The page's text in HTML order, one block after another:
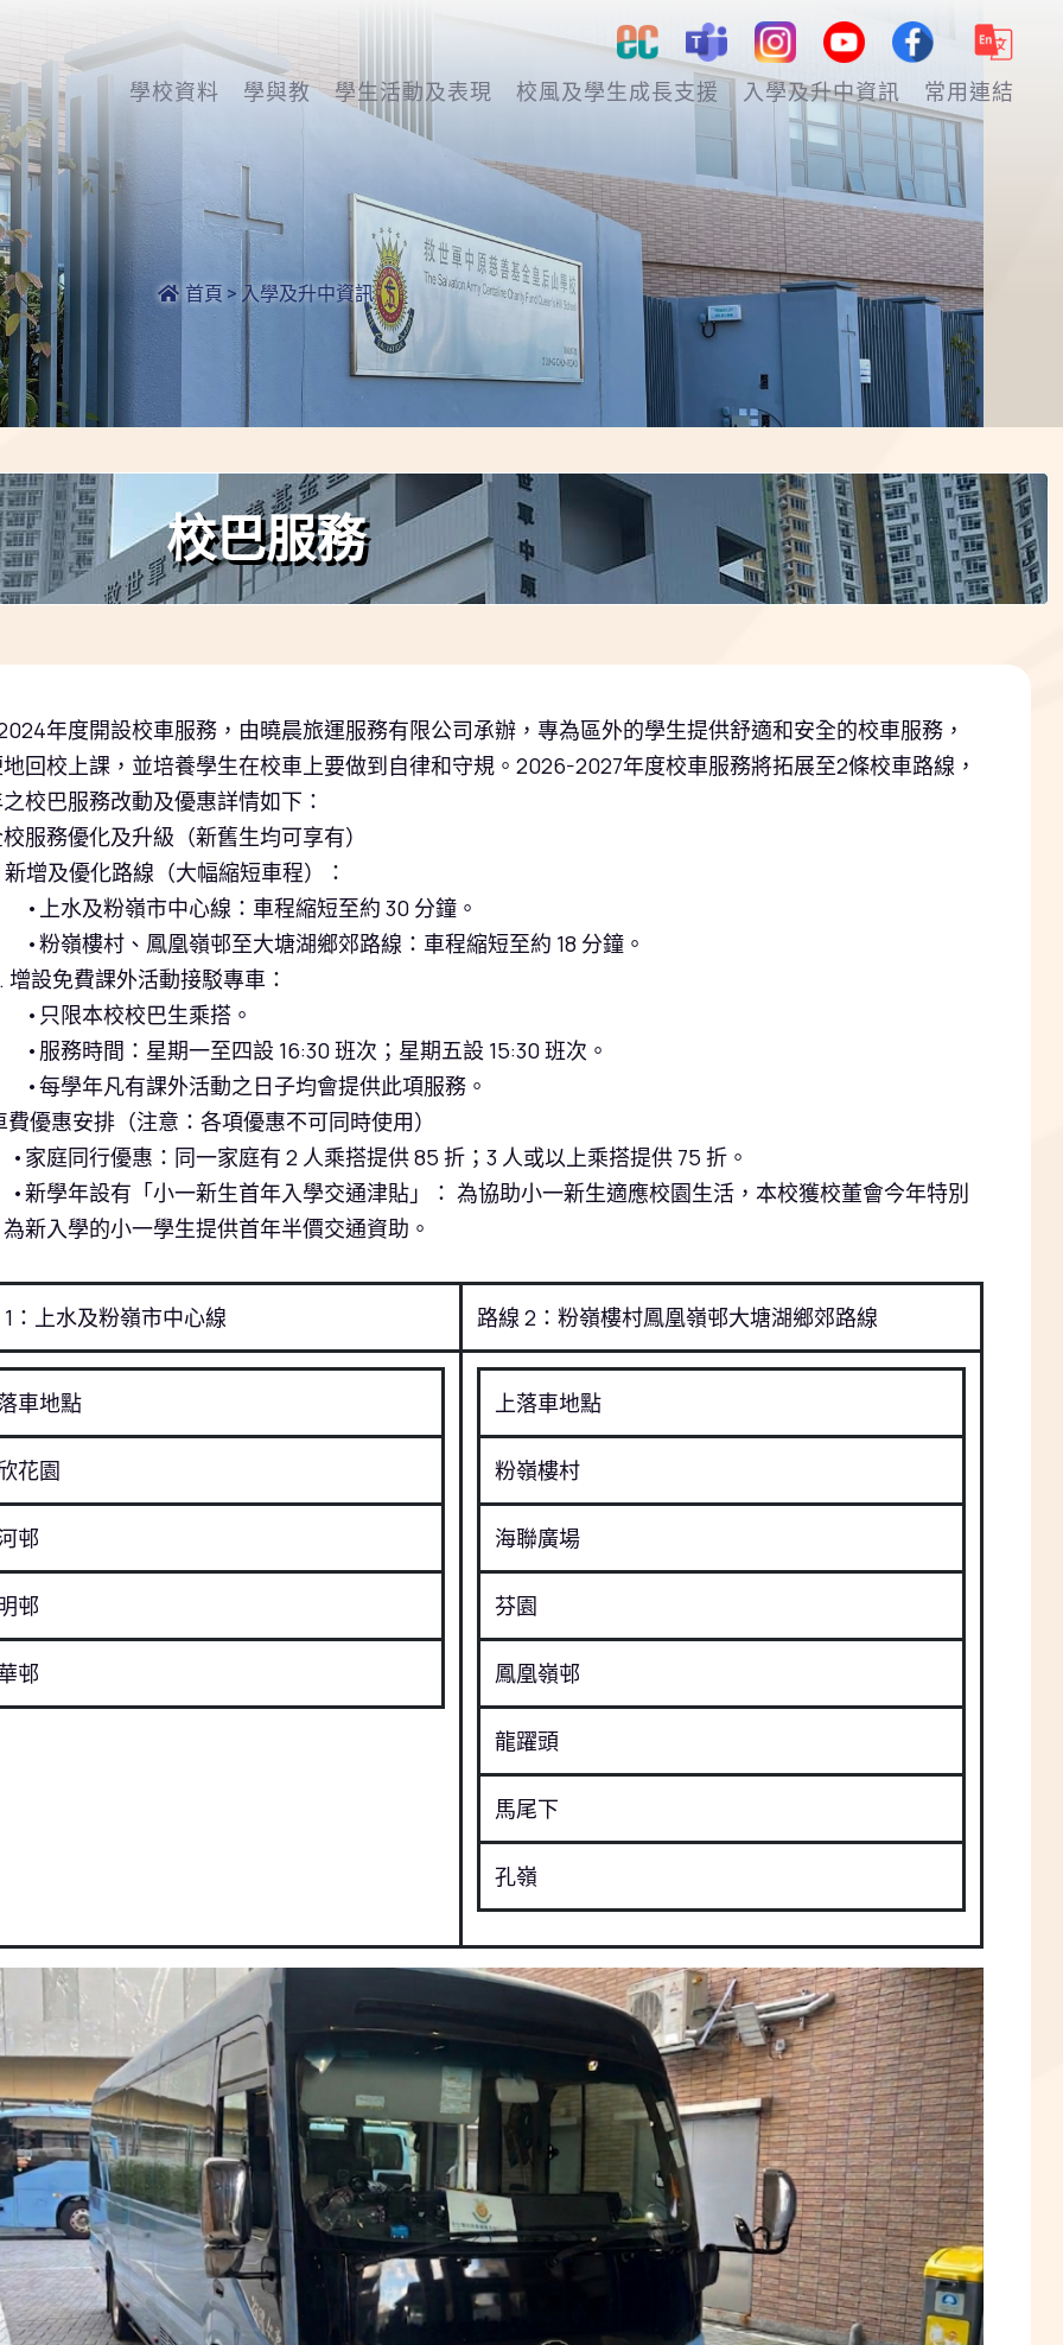
學校資料 學與教 學生活動及表現 校風及學生成長支援 入學及升中資訊 常用連結
首頁 > 入學及升中資訊
校巴服務
年度開設校車服務，由曉晨旅運服務有限公司承辦，專為區外的學生提供舒適和安全的校車服務，
回校上課，並培養學生在校車上要做到自律和守規。 2026-2027年度校車服務將拓展至2條校車路線，
校巴服務改動及優惠詳情如下：
服務優化及升級（新舊生均可享有）
及優化路線（大幅縮短車程）：
及粉嶺市中心線： 車程縮短至約 30 分鐘 。
村、鳳凰嶺邨至大塘湖鄉郊路線： 車程縮短至約 18 分鐘 。
免費課外活動接駁專車 ：
本校校巴生乘搭。
時間：星期一至四設 16:30班次；星期五設 15:30班次。
凡有課外活動之日子均會提供此項服務。
優惠安排（注意：各項優惠不可同時使用）
同行優惠 ：同一家庭有 2 人乘搭提供85 折； 3 人或以上乘搭提供 75 折。
設有「小一新生首年入學交通津貼」
： 為協助小一新生適應校園生活，本校獲校董會今年特別
新入學的小一學生提供首年半價交通資助。
1 ：上水及粉嶺市中心線 路線 2 ：粉嶺樓村鳳凰嶺邨大塘湖鄉郊路線
車地點
花園
邨
邨
邨
上落車地點
粉嶺樓村
海聯廣場
芬園
鳳凰嶺邨
龍躍頭
馬尾下
孔嶺